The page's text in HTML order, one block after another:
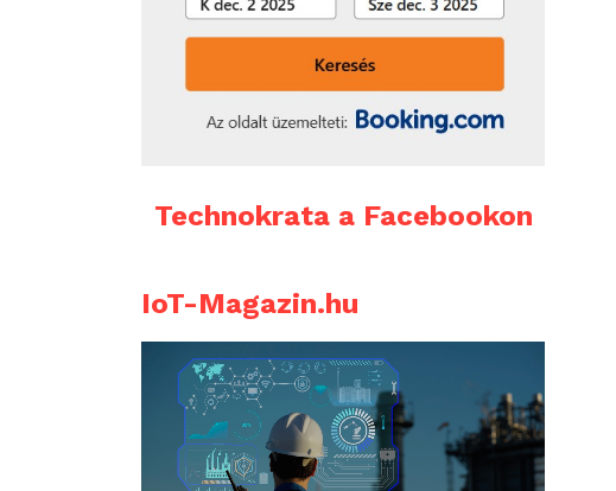
Technokrata a Facebookon
IoT-Magazin.hu